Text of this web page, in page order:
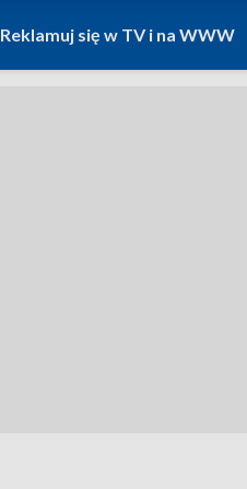
Reklamuj się w TV i na WWW